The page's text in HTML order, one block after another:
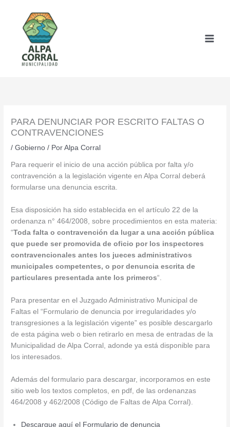
contenido
PARA DENUNCIAR POR ESCRITO FALTAS O
CONTRAVENCIONES
/Gobierno / PorAlpa Corral
Para requerir el inicio de una acción pública por falta y/o
contravención a la legislación vigente en Alpa Corral deberá
formularse una denuncia escrita.
Esa disposición ha sido establecida en el artículo 22 de la
ordenanza n° 464/2008, sobre procedimientos en esta materia:
“Toda falta o contravención da lugar a una acción pública
que puede ser promovida de oficio por los inspectores
contravencionales antes los jueces administrativos
municipales competentes, o por denuncia escrita de
particulares presentada ante los primeros“.
Para presentar en el Juzgado Administrativo Municipal de
Faltas el “Formulario de denuncia por irregularidades y/o
transgresiones a la legislación vigente” es posible descargarlo
de esta página web o bien retirarlo en mesa de entradas de la
Municipalidad de Alpa Corral, adonde ya está disponible para
los interesados.
Además del formulario para descargar, incorporamos en este
sitio web los textos completos, en pdf, de las ordenanzas
464/2008 y 462/2008 (Código de Faltas de Alpa Corral).
Descargue aquí el Formulario de denuncia